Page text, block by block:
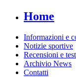
Home
Informazioni e
Notizie sportive
Recensioni e test
Archivio News
Contatti